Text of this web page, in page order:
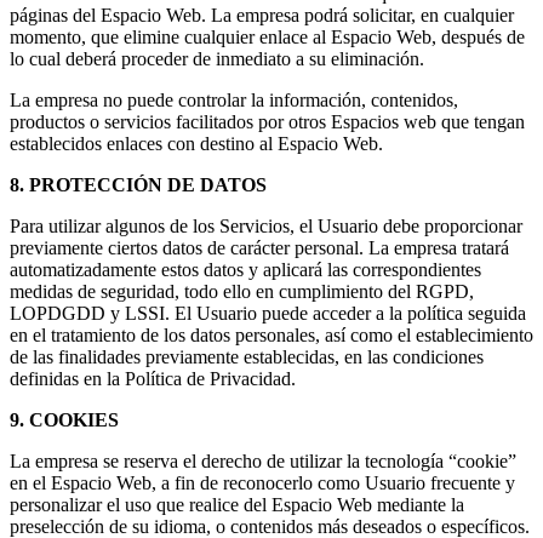
páginas del Espacio Web. La empresa podrá solicitar, en cualquier
momento, que elimine cualquier enlace al Espacio Web, después de
lo cual deberá proceder de inmediato a su eliminación.
La empresa no puede controlar la información, contenidos,
productos o servicios facilitados por otros Espacios web que tengan
establecidos enlaces con destino al Espacio Web.
8. PROTECCIÓN DE DATOS
Para utilizar algunos de los Servicios, el Usuario debe proporcionar
previamente ciertos datos de carácter personal. La empresa tratará
automatizadamente estos datos y aplicará las correspondientes
medidas de seguridad, todo ello en cumplimiento del RGPD,
LOPDGDD y LSSI. El Usuario puede acceder a la política seguida
en el tratamiento de los datos personales, así como el establecimiento
de las finalidades previamente establecidas, en las condiciones
definidas en la Política de Privacidad.
9. COOKIES
La empresa se reserva el derecho de utilizar la tecnología “cookie”
en el Espacio Web, a fin de reconocerlo como Usuario frecuente y
personalizar el uso que realice del Espacio Web mediante la
preselección de su idioma, o contenidos más deseados o específicos.